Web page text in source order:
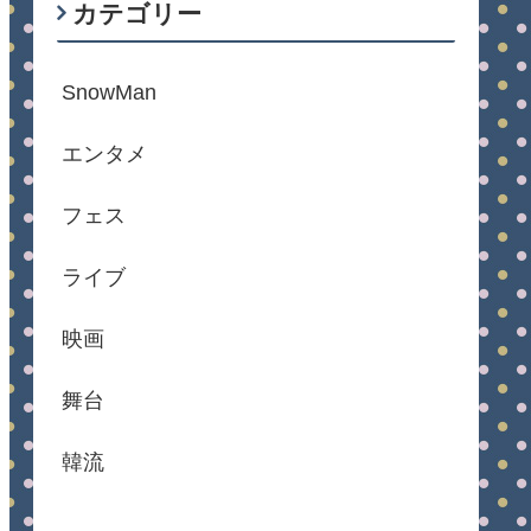
カテゴリー
SnowMan
エンタメ
フェス
ライブ
映画
舞台
韓流